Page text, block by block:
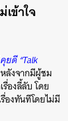
ข้าใจ
ยดี “Talk
ลังจากมีผู้ชม
รื่องลี้ลับ โดย
องทันทีโดยไม่มี